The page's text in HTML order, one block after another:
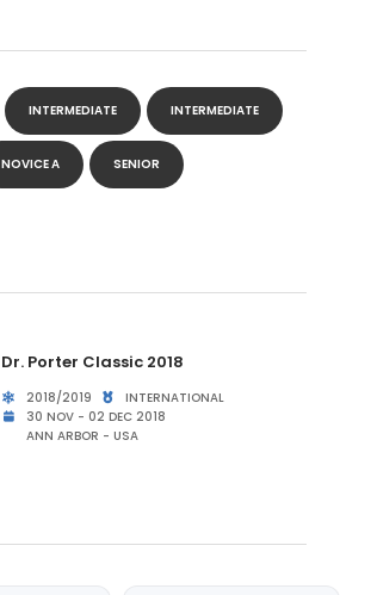
INTERMEDIATE INTERMEDIATE
NOVICE A SENIOR
Dr. Porter Classic 2018
2018/2019
INTERNATIONAL
30 NOV - 02 DEC 2018
ANN ARBOR - USA